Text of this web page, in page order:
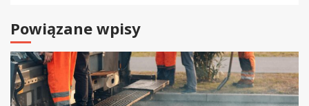
Powiązane wpisy